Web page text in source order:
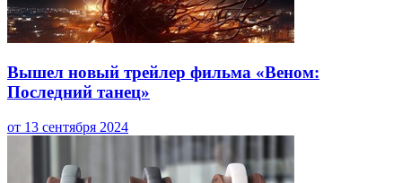
Вышел новый трейлер фильма «Веном:
Последний танец»
от 13 сентября 2024